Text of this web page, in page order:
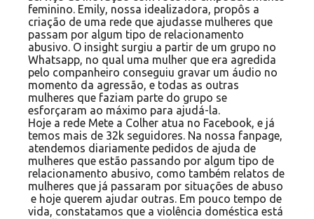
feminino. Emily, nossa idealizadora, propôs a
criação de uma rede que ajudasse mulheres que
passam por algum tipo de relacionamento
abusivo. O insight surgiu a partir de um grupo no
Whatsapp, no qual uma mulher que era agredida
pelo companheiro conseguiu gravar um áudio no
momento da agressão, e todas as outras
mulheres que faziam parte do grupo se
esforçaram ao máximo para ajudá-la.
Hoje a rede Mete a Colher atua no Facebook, e já
temos mais de 32k seguidores. Na nossa fanpage,
atendemos diariamente pedidos de ajuda de
mulheres que estão passando por algum tipo de
relacionamento abusivo, como também relatos de
mulheres que já passaram por situações de abuso
e hoje querem ajudar outras. Em pouco tempo de
vida, constatamos que a violência doméstica está